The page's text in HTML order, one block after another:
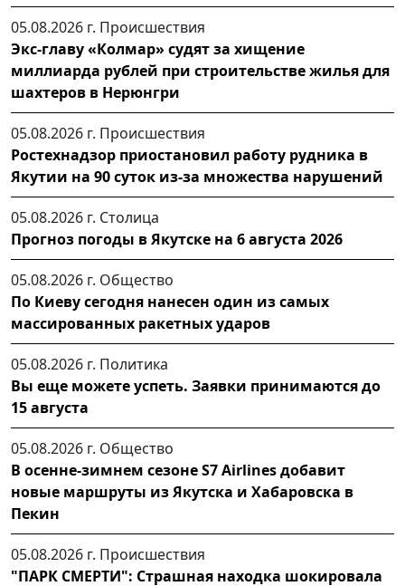
05.08.2026 г. Происшествия
Экс-главу «Колмар» судят за хищение
миллиарда рублей при строительстве жилья для
шахтеров в Нерюнгри
05.08.2026 г. Происшествия
Ростехнадзор приостановил работу рудника в
Якутии на 90 суток из-за множества нарушений
05.08.2026 г. Столица
Прогноз погоды в Якутске на 6 августа 2026
05.08.2026 г. Общество
По Киеву сегодня нанесен один из самых
массированных ракетных ударов
05.08.2026 г. Политика
Вы еще можете успеть. Заявки принимаются до
15 августа
05.08.2026 г. Общество
В осенне-зимнем сезоне S7 Airlines добавит
новые маршруты из Якутска и Хабаровска в
Пекин
05.08.2026 г. Происшествия
"ПАРК СМЕРТИ": Страшная находка шокировала